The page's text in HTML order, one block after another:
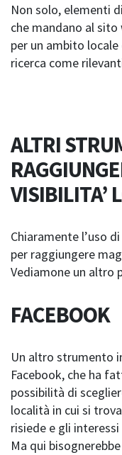
Non solo, elementi
che mandano al
per un ambito
ricerca come
ALTRI
VISIBILITA’
Chiaramente l’uso
per raggiungere
Vediamone un altro
FACEBOOK
Un altro strumento
Facebook, che ha
possibilità di
località in cui si
risiede e gli
Ma qui